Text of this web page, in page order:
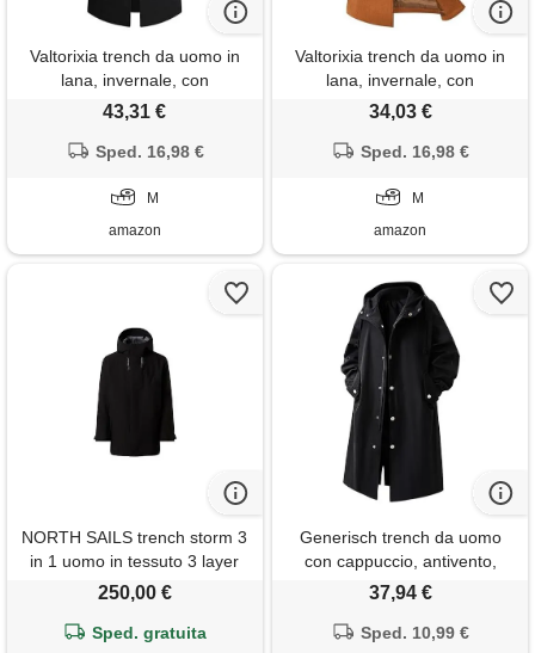
Valtorixia trench da uomo in
lana, invernale, con
cappuccio, in cotone, stile
43,31 €
Sped. 16,98 €
M
amazon
Valtorixia trench da uomo in
lana, invernale, con
cappuccio, in cotone, stile
34,03 €
Sped. 16,98 €
M
amazon
NORTH SAILS trench storm 3
in 1 uomo in tessuto 3 layer
250,00 €
Sped. gratuita
Generisch trench da uomo
con cappuccio, antivento,
lunga giacca a vento per
invernale casual, outwear
37,94 €
Sped. 10,99 €